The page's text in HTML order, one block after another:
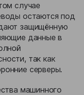
случае
остаются под
защищённую
данные в
так как
серверы.
машинного